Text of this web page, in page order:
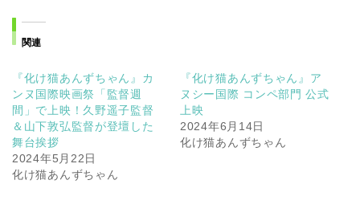
関連
『化け猫あんずちゃん』カ
ンヌ国際映画祭「監督週
間」で上映！久野遥⼦監督
＆⼭下敦弘監督が登壇した
舞台挨拶
2024年5月22日
化け猫あんずちゃん
『化け猫あんずちゃん』ア
ヌシー国際 コンペ部門 公式
上映
2024年6月14日
化け猫あんずちゃん